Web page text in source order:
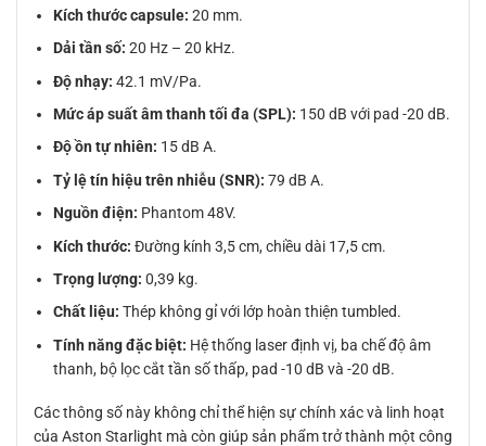
Kích thước capsule: 20 mm.
Dải tần số: 20 Hz – 20 kHz.
Độ nhạy: 42.1 mV/Pa.
Mức áp suất âm thanh tối đa (SPL): 150 dB với pad -20 dB.
Độ ồn tự nhiên: 15 dB A.
Tỷ lệ tín hiệu trên nhiễu (SNR): 79 dB A.
Nguồn điện: Phantom 48V.
Kích thước: Đường kính 3,5 cm, chiều dài 17,5 cm.
Trọng lượng: 0,39 kg.
Chất liệu: Thép không gỉ với lớp hoàn thiện tumbled.
Tính năng đặc biệt: Hệ thống laser định vị, ba chế độ âm
thanh, bộ lọc cắt tần số thấp, pad -10 dB và -20 dB.
Các thông số này không chỉ thể hiện sự chính xác và linh hoạt
của Aston Starlight mà còn giúp sản phẩm trở thành một công